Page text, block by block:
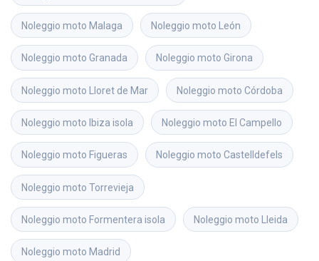
Noleggio moto Malaga Noleggio moto León
Noleggio moto Granada Noleggio moto Girona
Noleggio moto Lloret de Mar Noleggio moto Córdoba
Noleggio moto Ibiza isola Noleggio moto El Campello
Noleggio moto Figueras Noleggio moto Castelldefels
Noleggio moto Torrevieja
Noleggio moto Formentera isola Noleggio moto Lleida
Noleggio moto Madrid